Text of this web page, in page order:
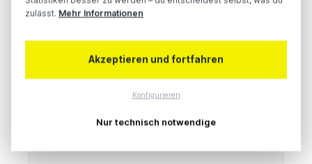
Zweistufiges pneumatisches Pedestal
zulässt. Mehr Informationen
Akzeptieren und fortfahren
Nur technisch notwendige
Konfigurieren